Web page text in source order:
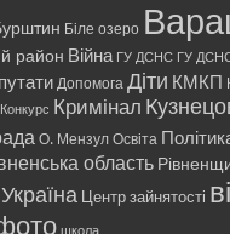
Біле озеро
район Війна ГУ ДСНС ГУ
Допомога Діти КМКП
Конкурс Кримінал
О. Мензул Освіта
область
Україна Центр зайнятості